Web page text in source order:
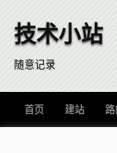
技术小站
随意记录
首页 建站